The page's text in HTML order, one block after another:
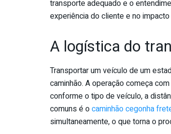
transporte adequado e o
experiência do cliente e no
A logística do
Transportar um veículo de um
caminhão. A operação começa
conforme o tipo de veículo, a
comuns é ocaminhão cegonha
simultaneamente, o que torna o